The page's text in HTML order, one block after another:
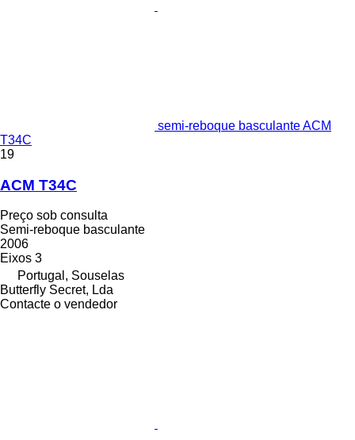
semi-reboque basculante ACM
T34C
19
ACM T34C
Preço sob consulta
Semi-reboque basculante
2006
Eixos 3
Portugal, Souselas
Butterfly Secret, Lda
Contacte o vendedor